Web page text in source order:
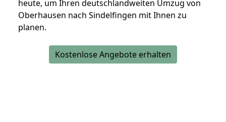
heute, um Ihren deutschlandweiten Umzug von
Oberhausen nach Sindelfingen mit Ihnen zu
planen.
Kostenlose Angebote erhalten